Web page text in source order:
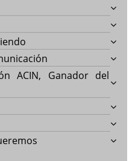
ACIN, Ganador del